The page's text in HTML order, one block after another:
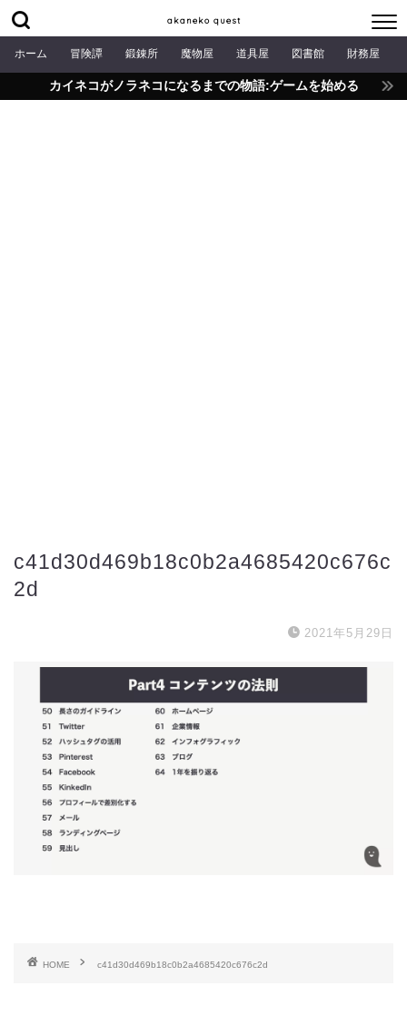
akaneko quest
ホーム 冒険譚 鍛錬所 魔物屋 道具屋 図書館 財務屋
カイネコがノラネコになるまでの物語:ゲームを始める
c41d30d469b18c0b2a4685420c676c
2d
2021年5月29日
HOME c41d30d469b18c0b2a4685420c676c2d